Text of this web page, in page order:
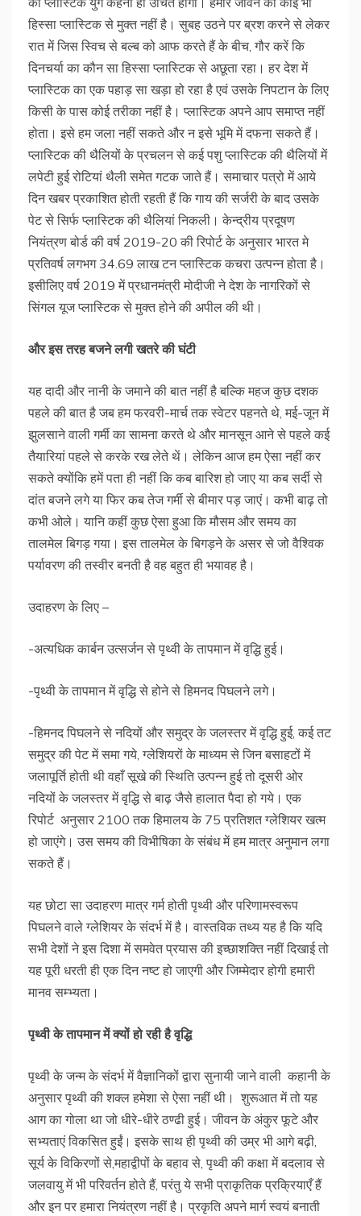
हिस्सा प्लास्टिक से मुक्त नहीं है। सुबह उठने पर ब्रश करने से लेकर
रात में जिस स्विच से बल्ब को आफ करते हैं के बीच, गौर करें कि
दिनचर्या का कौन सा हिस्सा प्लास्टिक से अछूता रहा। हर देश में
प्लास्टिक का एक पहाड़ सा खड़ा हो रहा है एवं उसके निपटान के लिए
किसी के पास कोई तरीका नहीं है। प्लास्टिक अपने आप समाप्त नहीं
होता। इसे हम जला नहीं सकते और न इसे भूमि में दफना सकते हैं।
प्लास्टिक की थैलियों के प्रचलन से कई पशु प्लास्टिक की थैलियों में
लपेटी हुई रोटियां थैली समेत गटक जाते हैं। समाचार पत्रो में आये
दिन खबर प्रकाशित होती रहती हैं कि गाय की सर्जरी के बाद उसके
पेट से सिर्फ प्लास्टिक की थैलियां निकली। केन्द्रीय प्रदूषण
नियंत्रण बोर्ड की वर्ष 2019-20 की रिपोर्ट के अनुसार भारत मे
प्रतिवर्ष लगभग 34.69 लाख टन प्लास्टिक कचरा उत्पन्न होता है।
इसीलिए वर्ष 2019 में प्रधानमंत्री मोदीजी ने देश के नागरिकों से
सिंगल यूज प्लास्टिक से मुक्त होने की अपील की थी।
और इस तरह बजने लगी खतरे की घंटी
यह दादी और नानी के जमाने की बात नहीं है बल्कि महज कुछ दशक
पहले की बात है जब हम फरवरी-मार्च तक स्वेटर पहनते थे, मई-जून में
झुलसाने वाली गर्मी का सामना करते थे और मानसून आने से पहले कई
तैयारियां पहले से करके रख लेते थें। लेकिन आज हम ऐसा नहीं कर
सकते क्योंकि हमें पता ही नहीं कि कब बारिश हो जाए या कब सर्दी से
दांत बजने लगे या फिर कब तेज गर्मी से बीमार पड़ जाएं। कभी बाढ़ तो
कभी ओले। यानि कहीं कुछ ऐसा हुआ कि मौसम और समय का
तालमेल बिगड़ गया। इस तालमेल के बिगड़ने के असर से जो वैश्विक
पर्यावरण की तस्वीर बनती है वह बहुत ही भयावह है।
उदाहरण के लिए –
-अत्यधिक कार्बन उत्सर्जन से पृथ्वी के तापमान में वृद्धि हुई।
-पृथ्वी के तापमान में वृद्धि से होने से हिमनद पिघलने लगे।
-हिमनद पिघलने से नदियों और समुद्र के जलस्तर में वृद्धि हुई, कई तट
समुद्र की पेट में समा गये, ग्लेशियरों के माध्यम से जिन बसाहटों में
जलापूर्ति होती थी वहाँ सूखे की स्थिति उत्पन्न हुई तो दूसरी ओर
नदियों के जलस्तर में वृद्धि से बाढ़ जैसे हालात पैदा हो गये। एक
रिपोर्ट अनुसार 2100 तक हिमालय के 75 प्रतिशत ग्लेशियर खत्म
हो जाएंगे। उस समय की विभीषिका के संबंध में हम मात्र अनुमान लगा
सकते हैं।
यह छोटा सा उदाहरण मात्र गर्म होती पृथ्वी और परिणामस्वरूप
पिघलने वाले ग्लेशियर के संदर्भ में है। वास्तविक तथ्य यह है कि यदि
सभी देशों ने इस दिशा में समवेत प्रयास की इच्छाशक्ति नहीं दिखाई तो
यह पूरी धरती ही एक दिन नष्ट हो जाएगी और जिम्मेदार होगी हमारी
मानव सम्भ्यता।
पृथ्वी के तापमान में क्यों हो रही है वृद्धि
पृथ्वी के जन्म के संदर्भ में वैज्ञानिकों द्वारा सुनायी जाने वाली कहानी के
अनुसार पृथ्वी की शक्ल हमेशा से ऐसा नहीं थी। शुरूआत में तो यह
आग का गोला था जो धीरे-धीरे ठण्ढी हुई। जीवन के अंकुर फूटे और
सभ्यताएं विकसित हुईं। इसके साथ ही पृथ्वी की उम्र भी आगे बढ़ी,
सूर्य के विकिरणों से,महाद्वीपों के बहाव से, पृथ्वी की कक्षा में बदलाव से
जलवायु में भी परिवर्तन होते हैं, परंतु ये सभी प्राकृतिक प्रक्रियाएँ हैं
और इन पर हमारा नियंत्रण नहीं है। प्रकृति अपने मार्ग स्वयं बनाती